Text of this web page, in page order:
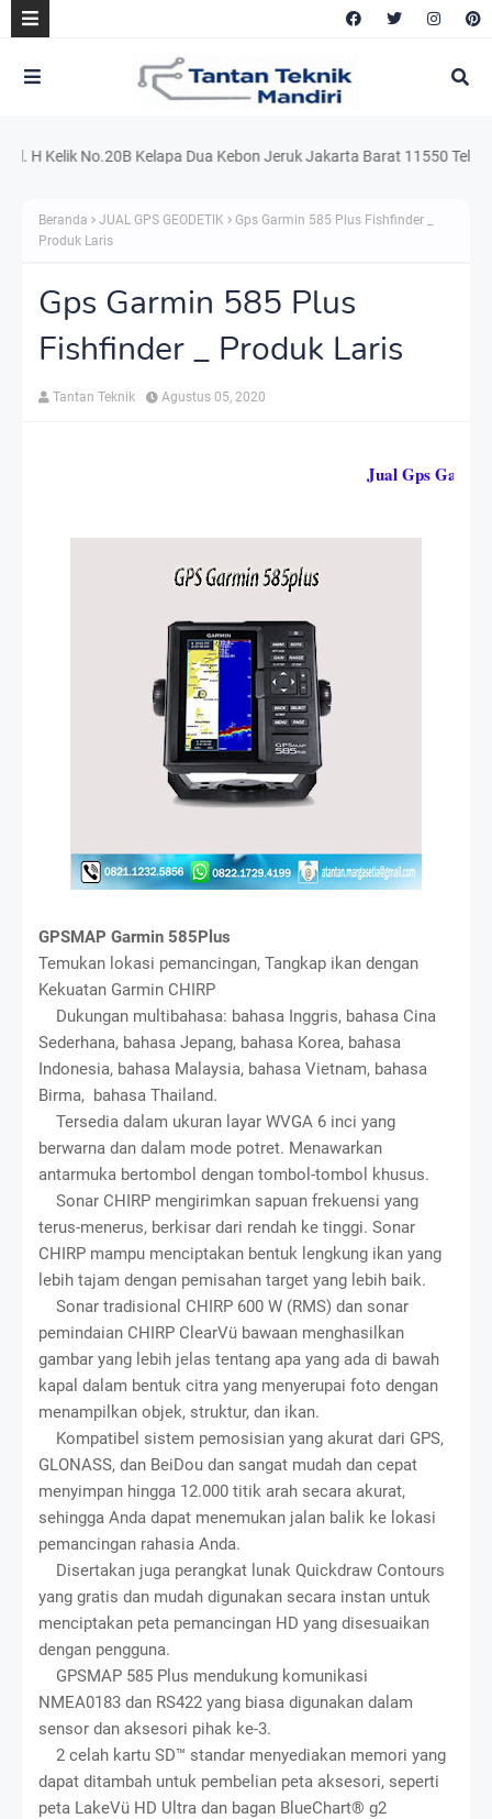
No.20B Kelapa Dua Kebon Jeruk Jakarta Barat 11550 Telp.
Beranda JUAL GPS GEODETIK
Gps Garmin 585 Plus Fishfinder _
Produk Laris
Gps Garmin 585 Plus
Fishfinder _ Produk Laris
Tantan Teknik Agustus 05, 2020
Jual Gps
GPSMAP Garmin 585Plus
Temukan lokasi pemancingan, Tangkap ikan dengan
Kekuatan Garmin CHIRP
Dukungan multibahasa: bahasa Inggris, bahasa Cina
Sederhana, bahasa Jepang, bahasa Korea, bahasa
Indonesia, bahasa Malaysia, bahasa Vietnam, bahasa
Birma, bahasa Thailand.
Tersedia dalam ukuran layar WVGA 6 inci yang
berwarna dan dalam mode potret. Menawarkan
antarmuka bertombol dengan tombol-tombol khusus.
Sonar CHIRP mengirimkan sapuan frekuensi yang
terus-menerus, berkisar dari rendah ke tinggi. Sonar
CHIRP mampu menciptakan bentuk lengkung ikan yang
lebih tajam dengan pemisahan target yang lebih baik.
Sonar tradisional CHIRP 600 W (RMS) dan sonar
pemindaian CHIRP ClearVü bawaan menghasilkan
gambar yang lebih jelas tentang apa yang ada di bawah
kapal dalam bentuk citra yang menyerupai foto dengan
menampilkan objek, struktur, dan ikan.
Kompatibel sistem pemosisian yang akurat dari GPS,
GLONASS, dan BeiDou dan sangat mudah dan cepat
menyimpan hingga 12.000 titik arah secara akurat,
sehingga Anda dapat menemukan jalan balik ke lokasi
pemancingan rahasia Anda.
Disertakan juga perangkat lunak Quickdraw Contours
yang gratis dan mudah digunakan secara instan untuk
menciptakan peta pemancingan HD yang disesuaikan
dengan pengguna.
GPSMAP 585 Plus mendukung komunikasi
NMEA0183 dan RS422 yang biasa digunakan dalam
sensor dan aksesori pihak ke-3.
2 celah kartu SD™ standar menyediakan memori yang
dapat ditambah untuk pembelian peta aksesori, seperti
peta LakeVü HD Ultra dan bagan BlueChart® g2